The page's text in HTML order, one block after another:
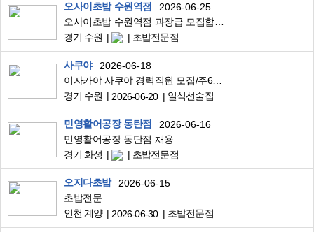
오사이초밥 수원역점
2026-06-25
오사이초밥 수원역점 과장급 모집합니다(월 280~/ 10일 휴무)
경기 수원
초밥전문점
사쿠야
2026-06-18
이자카야 사쿠야 경력직원 모집/주6일.350만원부터
경기 수원
2026-06-20 일식선술집
민영활어공장 동탄점
2026-06-16
민영활어공장 동탄점 채용
경기 화성
초밥전문점
오지다초밥
2026-06-15
초밥전문
인천 계양
2026-06-30 초밥전문점